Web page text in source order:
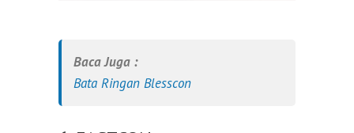
Baca Juga :
Bata Ringan Blesscon